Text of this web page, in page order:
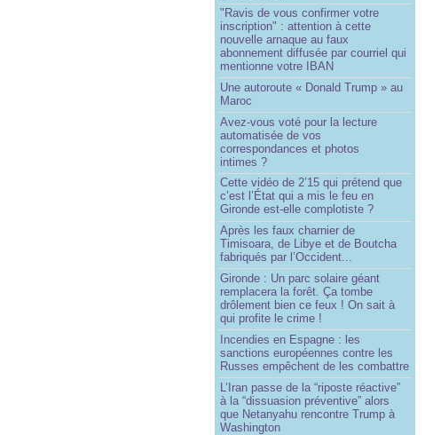
"Ravis de vous confirmer votre
inscription" : attention à cette
nouvelle arnaque au faux
abonnement diffusée par courriel qui
mentionne votre IBAN
Une autoroute « Donald Trump » au
Maroc
Avez-vous voté pour la lecture
automatisée de vos
correspondances et photos
intimes ?
Cette vidéo de 2’15 qui prétend que
c’est l’État qui a mis le feu en
Gironde est-elle complotiste ?
Après les faux charnier de
Timisoara, de Libye et de Boutcha
fabriqués par l’Occident...
Gironde : Un parc solaire géant
remplacera la forêt. Ça tombe
drôlement bien ce feux ! On sait à
qui profite le crime !
Incendies en Espagne : les
sanctions européennes contre les
Russes empêchent de les combattre
L’Iran passe de la “riposte réactive”
à la “dissuasion préventive” alors
que Netanyahu rencontre Trump à
Washington